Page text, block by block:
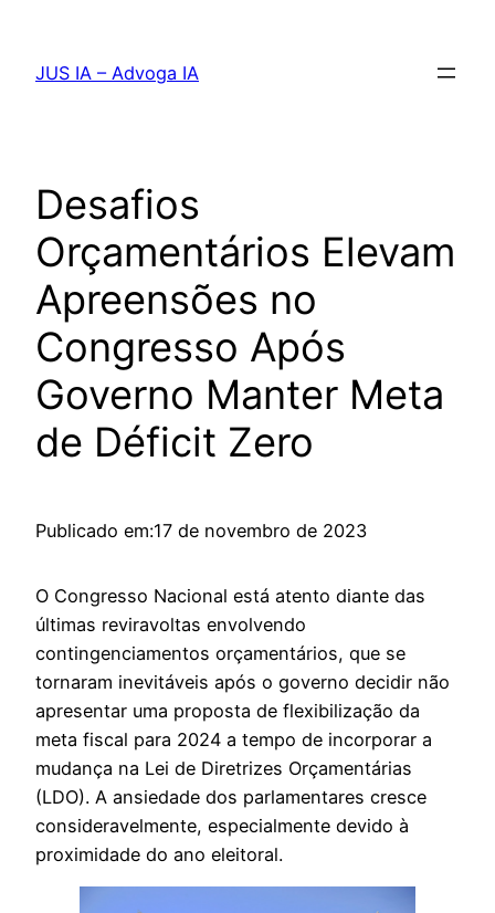
JUS IA – Advoga IA
Desafios
Orçamentários Elevam
Apreensões no
Congresso Após
Governo Manter Meta
de Déficit Zero
Publicado em:17 de novembro de 2023
O Congresso Nacional está atento diante das
últimas reviravoltas envolvendo
contingenciamentos orçamentários, que se
tornaram inevitáveis após o governo decidir não
apresentar uma proposta de flexibilização da
meta fiscal para 2024 a tempo de incorporar a
mudança na Lei de Diretrizes Orçamentárias
(LDO). A ansiedade dos parlamentares cresce
consideravelmente, especialmente devido à
proximidade do ano eleitoral.